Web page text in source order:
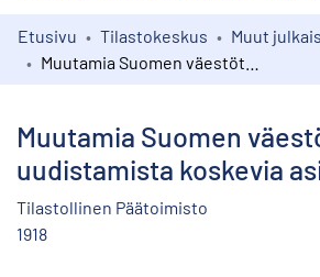
Kokoelmat
Etusivu Tilastokeskus
Muut
Muutamia Suomen
uudistamista koskevia
Tilastollinen Päätoimisto
1918